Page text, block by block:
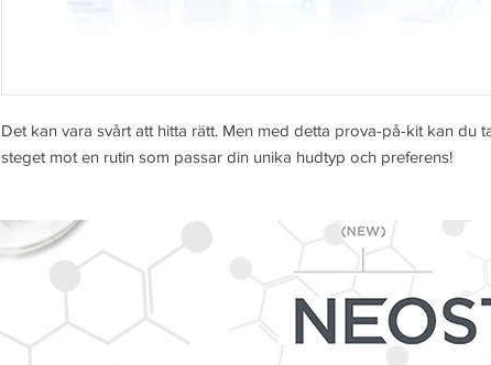
Det kan vara svårt att hitta rätt. Men med detta prova-på-kit kan du
steget mot en rutin som passar din unika hudtyp och preferens!